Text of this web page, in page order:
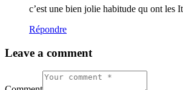
c’est une bien jolie habitude qu ont les
Répondre
Leave a comment